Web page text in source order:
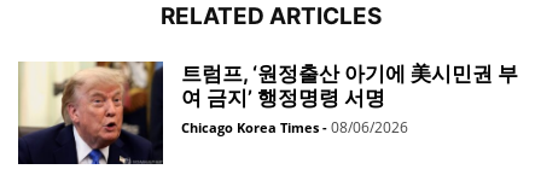
RELATED ARTICLES
트럼프, ‘원정출산 아기에 美시민권 부
여 금지’ 행정명령 서명
Chicago Korea Times - 08/06/2026